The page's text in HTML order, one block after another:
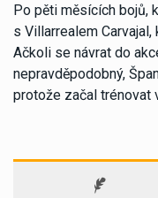
Po pěti měsících bojů,
s Villarrealem
Ačkoli se návrat do
nepravděpodobný,
protože začal trénovat